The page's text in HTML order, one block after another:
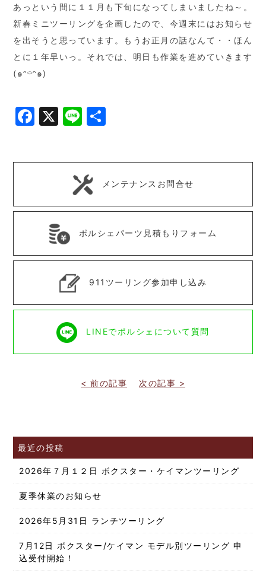
あっという間に１１月も下旬になってしまいましたね～。
新春ミニツーリングを企画したので、今週末にはお知らせ
を出そうと思っています。もうお正月の話なんて・・ほん
とに１年早いっ。それでは、明日も作業を進めていきます
(๑ᵔ⌔ᵔ๑)
Facebook
X Line
メンテナンスお問合せ
ポルシェパーツ見積もりフォーム
911ツーリング参加申し込み
LINEでポルシェについて質問
< 前の記事 次の記事 >
最近の投稿
2026年７月１２日 ボクスター・ケイマンツーリング
夏季休業のお知らせ
2026年5月31日 ランチツーリング
7月12日 ボクスター/ケイマン モデル別ツーリング 申
込受付開始！